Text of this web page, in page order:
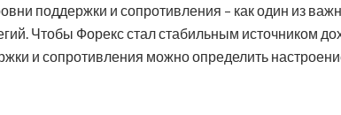
поддержки и сопротивления – как один из
Чтобы Форекс стал стабильным источником
и сопротивления можно определить